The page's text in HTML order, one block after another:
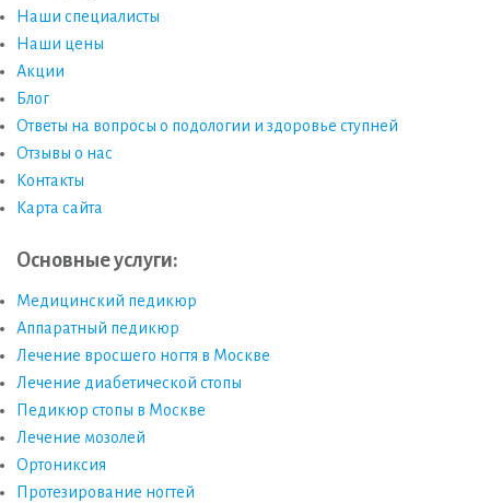
Наши специалисты
Наши цены
Акции
Блог
Ответы на вопросы о подологии и здоровье ступней
Отзывы о нас
Контакты
Карта сайта
Основные услуги:
Медицинский педикюр
Аппаратный педикюр
Лечение вросшего ногтя в Москве
Лечение диабетической стопы
Педикюр стопы в Москве
Лечение мозолей
Ортониксия
Протезирование ногтей